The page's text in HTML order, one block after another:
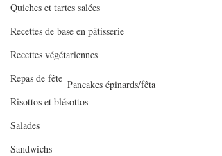
Quiches et tartes salées
Recettes de base en pâtisserie
Recettes végétariennes
Repas de fête
Risottos et blésottos
Salades
Sandwichs
Pancakes épinards/fêta